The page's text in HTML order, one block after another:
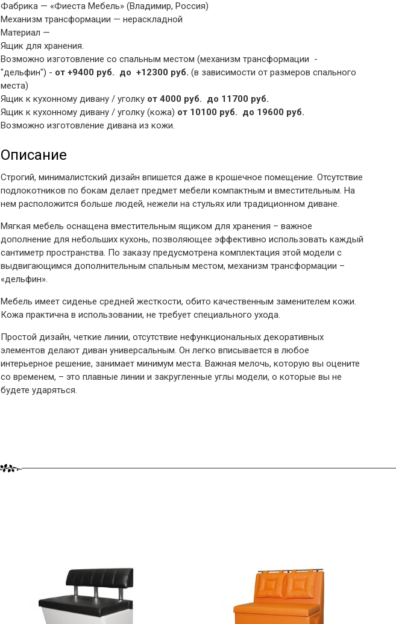
Фабрика — «Фиеста Мебель» (Владимир, Россия)
Механизм трансформации — нераскладной
Материал —
Ящик для хранения.
Возможно изготовление со спальным местом (механизм трансформации -
"дельфин") - от +9400 руб. до +12300 руб. (в зависимости от размеров спального
места)
Ящик к кухонному дивану / уголку от 4000 руб. до 11700 руб.
Ящик к кухонному дивану / уголку (кожа) от 10100 руб. до 19600 руб.
Возможно изготовление дивана из кожи.
Описание
Строгий, минималистский дизайн впишется даже в крошечное помещение. Отсутствие
подлокотников по бокам делает предмет мебели компактным и вместительным. На
нем расположится больше людей, нежели на стульях или традиционном диване.
Мягкая мебель оснащена вместительным ящиком для хранения – важное
дополнение для небольших кухонь, позволяющее эффективно использовать каждый
сантиметр пространства. По заказу предусмотрена комплектация этой модели с
выдвигающимся дополнительным спальным местом, механизм трансформации –
«дельфин».
Мебель имеет сиденье средней жесткости, обито качественным заменителем кожи.
Кожа практична в использовании, не требует специального ухода.
Простой дизайн, четкие линии, отсутствие нефункциональных декоративных
элементов делают диван универсальным. Он легко вписывается в любое
интерьерное решение, занимает минимум места. Важная мелочь, которую вы оцените
со временем, – это плавные линии и закругленные углы модели, о которые вы не
будете ударяться.